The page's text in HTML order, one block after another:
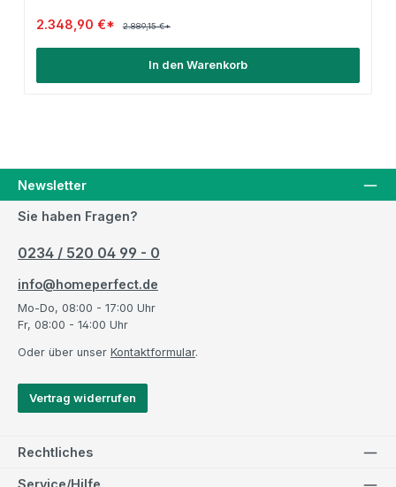
2.348,90 €* 2.889,15 €*
In den Warenkorb
Newsletter
Sie haben Fragen?
0234 / 520 04 99 - 0
info@homeperfect.de
Mo-Do, 08:00 - 17:00 Uhr
Fr, 08:00 - 14:00 Uhr
Oder über unser Kontaktformular.
Vertrag widerrufen
Rechtliches